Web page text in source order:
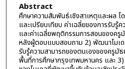
Abstract
ศึกษาความสัมพันธ์เชิงสาเหตุและผล
และเปรียบเทียบ ค่าเฉลี่ยของการรับรู้
และค่าเฉลี่ยพฤติกรรมการสอนของค
หลังผู้ตอบแบบสอบถาม 2) พัฒนาโมเด
รับรู้ความสามารถของตนเองของครูมั
พื้นที่การศึกษากรุงเทพมหานคร และ